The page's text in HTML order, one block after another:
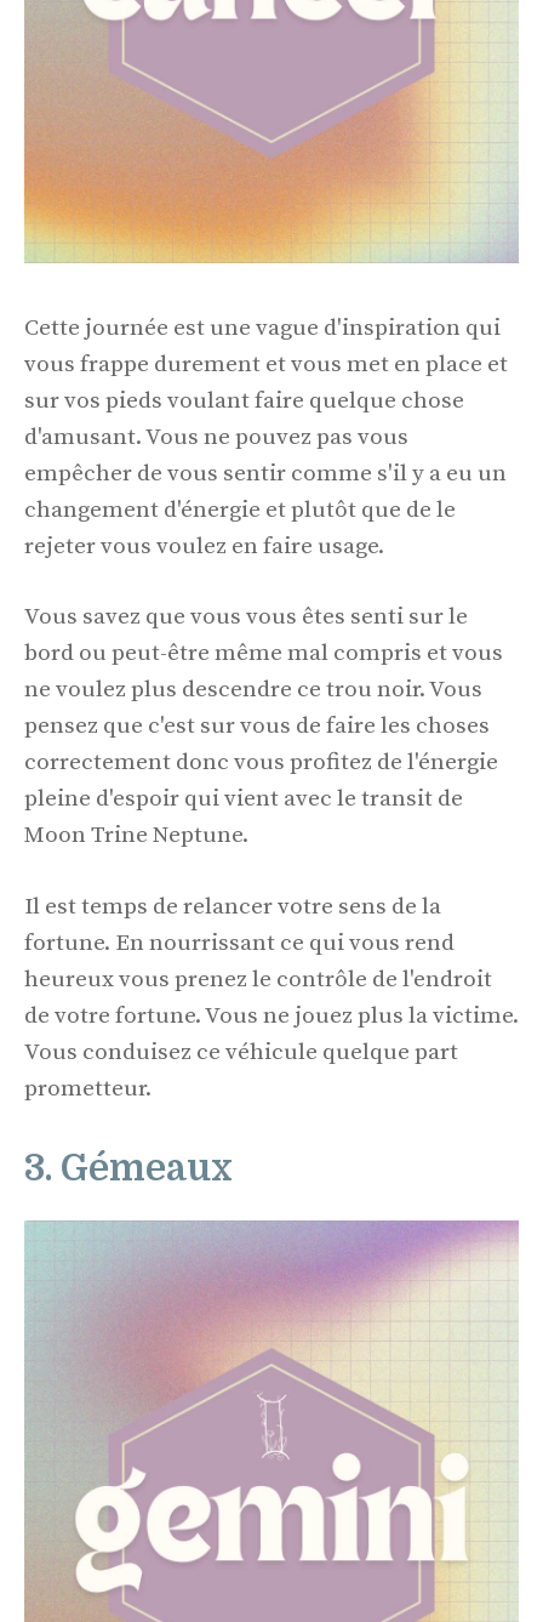
Cette journée est une vague d'inspiration qui
vous frappe durement et vous met en place et
sur vos pieds voulant faire quelque chose
d'amusant. Vous ne pouvez pas vous
empêcher de vous sentir comme s'il y a eu un
changement d'énergie et plutôt que de le
rejeter vous voulez en faire usage.
Vous savez que vous vous êtes senti sur le
bord ou peut-être même mal compris et vous
ne voulez plus descendre ce trou noir. Vous
pensez que c'est sur vous de faire les choses
correctement donc vous profitez de l'énergie
pleine d'espoir qui vient avec le transit de
Moon Trine Neptune.
Il est temps de relancer votre sens de la
fortune. En nourrissant ce qui vous rend
heureux vous prenez le contrôle de l'endroit
de votre fortune. Vous ne jouez plus la victime.
Vous conduisez ce véhicule quelque part
prometteur.
3. Gémeaux